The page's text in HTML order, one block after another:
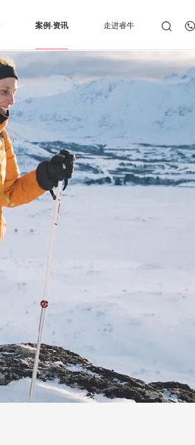
案例·资讯 走进睿牛